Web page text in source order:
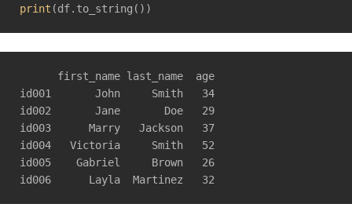
print
      first_name last_name  age
id001       John     Smith   34
id002       Jane       Doe   29
id003      Marry   Jackson   37
id004   Victoria     Smith   52
id005    Gabriel     Brown   26